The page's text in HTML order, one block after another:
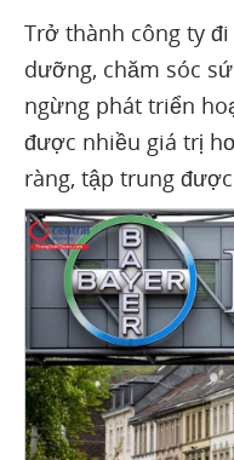
Trở thành công ty
dưỡng, chăm sóc
ngừng phát triển
được nhiều giá trị
ràng, tập trung